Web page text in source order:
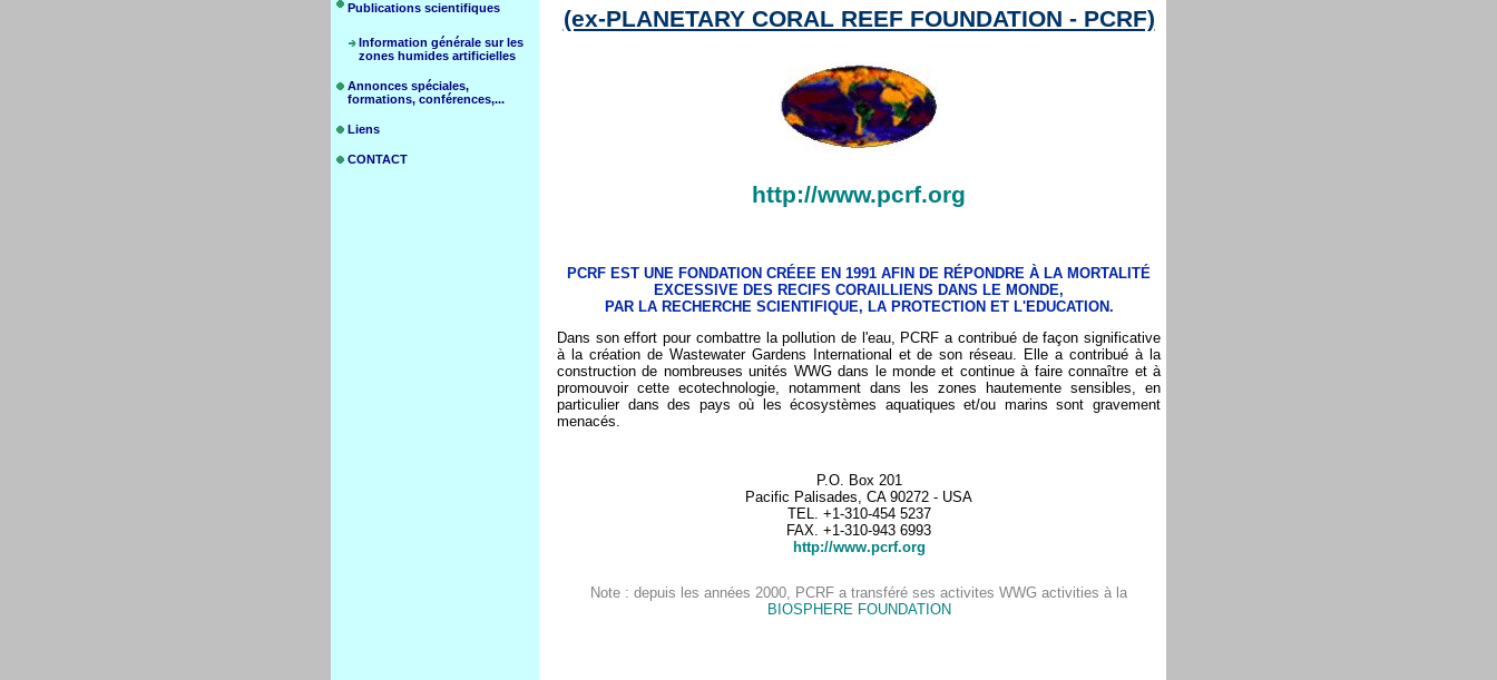
Publications scientifiques
Information générale sur les
zones humides artificielles
Annonces spéciales,
formations, conférences,...
Liens
CONTACT
(ex-PLANETARY CORAL REEF FOUNDATION - PCRF)
http://www.pcrf.org
PCRF EST UNE FONDATION CRÉEE EN 1991 AFIN DE RÉPONDRE À LA MORTALITÉ
EXCESSIVE DES RECIFS CORAILLIENS DANS LE MONDE,
PAR LA RECHERCHE SCIENTIFIQUE, LA PROTECTION ET L'EDUCATION.
Dans son effort pour combattre la pollution de l'eau, PCRF a contribué de façon significative
à la création de Wastewater Gardens International et de son réseau. Elle a contribué à la
construction de nombreuses unités WWG dans le monde et continue à faire connaître et à
promouvoir cette ecotechnologie, notamment dans les zones hautemente sensibles, en
particulier dans des pays où les écosystèmes aquatiques et/ou marins sont gravement
menacés.
P.O. Box 201
Pacific Palisades, CA 90272 - USA
TEL. +1-310-454 5237
FAX. +1-310-943 6993
http://www.pcrf.org
Note : depuis les années 2000, PCRF a transféré ses activites WWG activities à la
BIOSPHERE FOUNDATION